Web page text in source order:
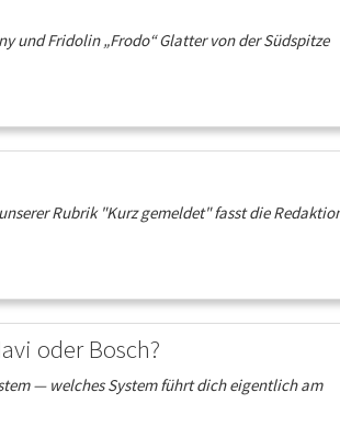
und Fridolin „Frodo“ Glatter von der Südspitze
Rubrik "Kurz gemeldet" fasst die
oder Bosch?
— welches System führt dich eigentlich am